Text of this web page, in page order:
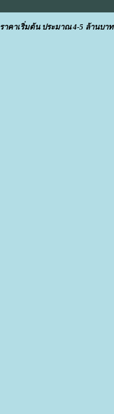
ราคาเริ่มต้น ประมาณ 4-5 ล้านบาท